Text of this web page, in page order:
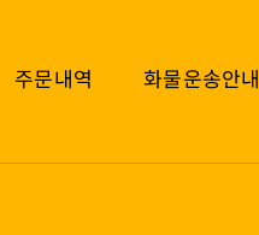
주문내역 화물운송안내